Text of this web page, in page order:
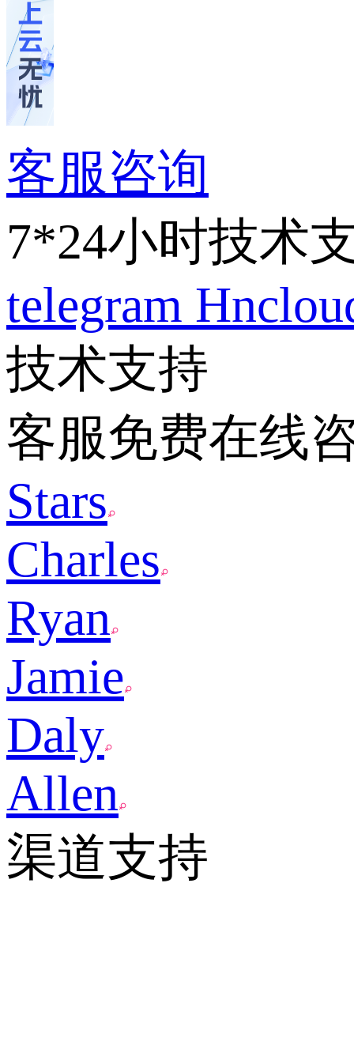
客服咨询
7*24小时技术
telegram
技术支持
客服免费在线
Stars
Charles
Ryan
Jamie
Daly
Allen
渠道支持